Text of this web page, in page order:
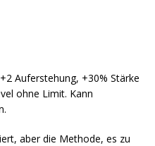
Auferstehung, +30% Stärke
ohne Limit. Kann
aber die Methode, es zu